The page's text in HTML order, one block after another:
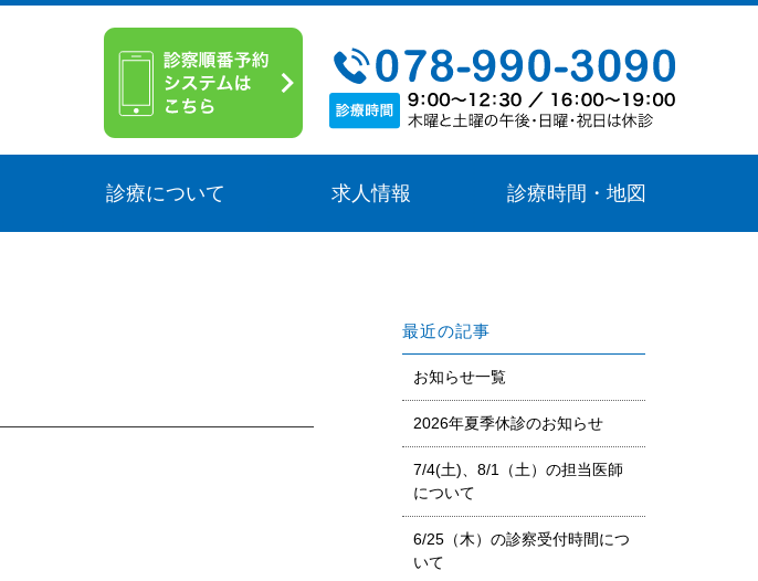
診療について 求人情報 診療時間・地図
最近の記事
お知らせ一覧
2026年夏季休診のお知らせ
7/4(土)、8/1（土）の担当医師
について
6/25（木）の診察受付時間につ
いて